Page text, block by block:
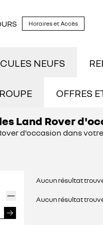
Horaires et Accès
NEUFS
NOTRE
UN ESSAI
L'HYBRIDE
SERVICES
GEMY
OFFRES
Land Rover
d'occasion dans
Aucun résultat
Aucun résultat